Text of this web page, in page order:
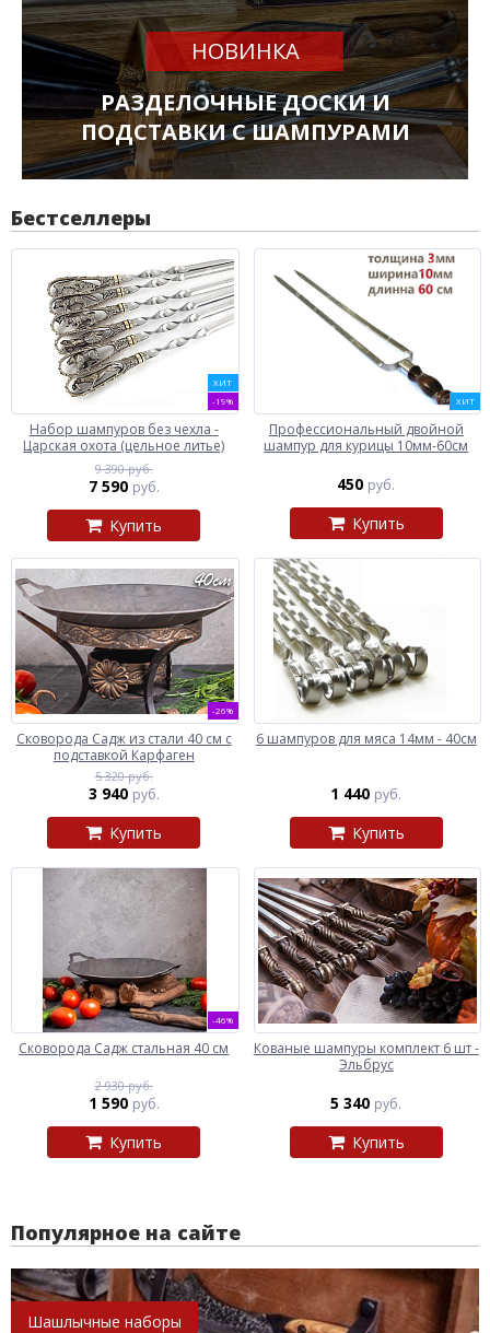
НОВИНКА
РАЗДЕЛОЧНЫЕ ДОСКИ И
ПОДСТАВКИ С ШАМПУРАМИ
Бестселлеры
ХИТ
-19%
Набор шампуров без чехла -
Царская охота (цельное литье)
9 390 руб.
7 590 руб.
Купить
ХИТ
Профессиональный двойной
шампур для курицы 10мм-60см
450 руб.
Купить
-26%
Сковорода Садж из стали 40 см с
подставкой Карфаген
5 320 руб.
3 940 руб.
Купить
6 шампуров для мяса 14мм - 40см
1 440 руб.
Купить
-46%
Сковорода Садж стальная 40 см
2 930 руб.
1 590 руб.
Купить
Кованые шампуры комплект 6 шт -
Эльбрус
5 340 руб.
Купить
Популярное на сайте
Шашлычные наборы